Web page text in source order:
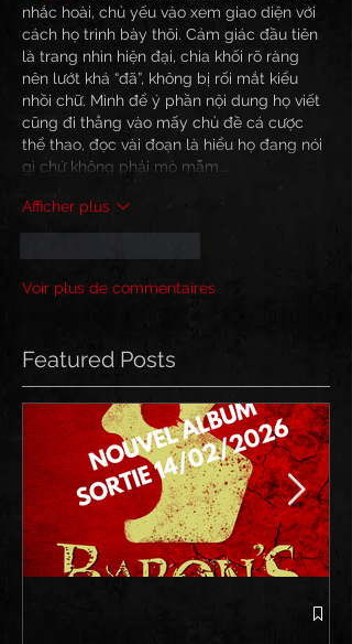
nhắc hoài, chủ yếu vào xem giao diện với
cách họ trình bày thôi. Cảm giác đầu tiên
là trang nhìn hiện đại, chia khối rõ ràng
nên lướt khá “đã”, không bị rối mắt kiểu
nhồi chữ. Mình để ý phần nội dung họ viết
cũng đi thẳng vào mấy chủ đề cá cược
thể thao, đọc vài đoạn là hiểu họ đang nói
gì chứ không phải mò mẫm.…
Afficher plus
Voir plus de commentaires
Featured Posts